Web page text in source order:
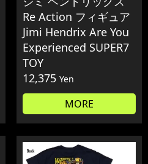
Re Action フィギュア
Jimi Hendrix Are You
Experienced SUPER7
TOY
12,375 Yen
MORE